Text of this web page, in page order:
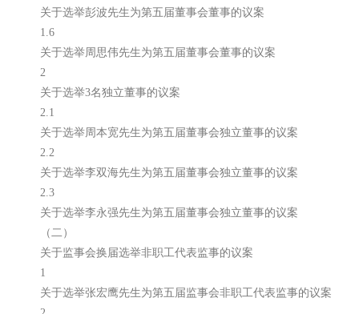
关于选举彭波先生为第五届董事会董事的议案
1.6
关于选举周思伟先生为第五届董事会董事的议案
2
关于选举3名独立董事的议案
2.1
关于选举周本宽先生为第五届董事会独立董事的议案
2.2
关于选举李双海先生为第五届董事会独立董事的议案
2.3
关于选举李永强先生为第五届董事会独立董事的议案
（二）
关于监事会换届选举非职工代表监事的议案
1
关于选举张宏鹰先生为第五届监事会非职工代表监事的议案